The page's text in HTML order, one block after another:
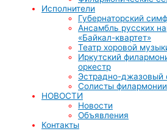
Исполнители
Губернаторский
Ансамбль русских
«Байкал-квартет»
Театр хоровой
Иркутский
оркестр
Эстрадно-джазовый
Солисты филармонии
НОВОСТИ
Новости
Объявления
Контакты